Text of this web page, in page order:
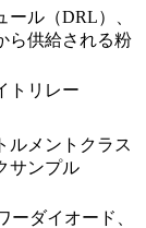
ル（DRL）、
ら供給される粉
トリレー
ルメントクラス
サンプル
ーダイオード、